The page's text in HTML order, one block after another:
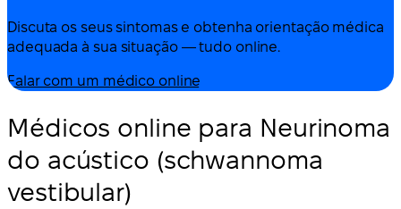
Discuta os seus sintomas e obtenha orientação médica
adequada à sua situação — tudo online.
Falar com um médico online
Médicos online para Neurinoma
do acústico (schwannoma
vestibular)